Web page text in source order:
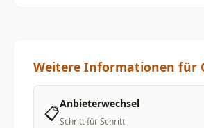
Weitere Informationen für
📋Anbieterwechsel
Schritt für Schritt